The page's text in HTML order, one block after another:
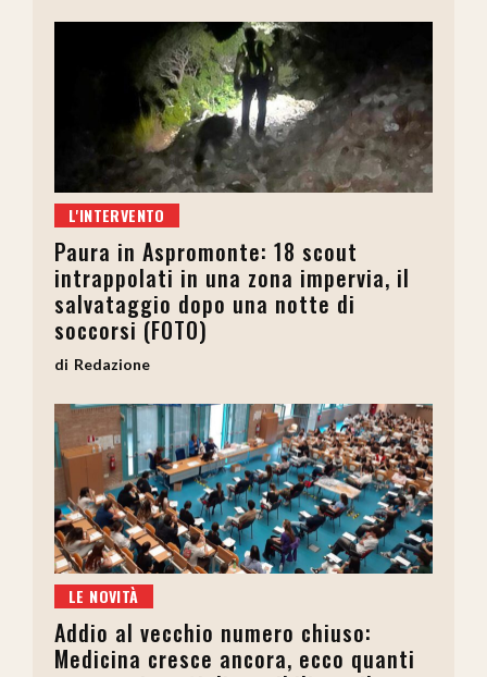
L'INTERVENTO
Paura in Aspromonte: 18 scout
intrappolati in una zona impervia, il
salvataggio dopo una notte di
soccorsi (FOTO)
Redazione
LE NOVITÀ
Addio al vecchio numero chiuso:
Medicina cresce ancora, ecco quanti